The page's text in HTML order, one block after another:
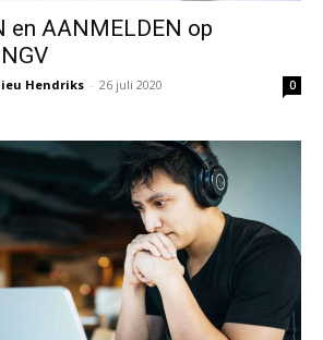
en AANMELDEN op
Hendriks - 26 juli 2020 0